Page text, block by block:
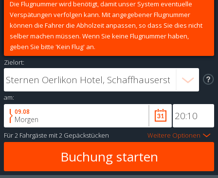
Die Flugnummer wird benötigt, damit unser System eventuelle
Verspätungen verfolgen kann. Mit angegebener Flugnummer
können die Fahrer die Abholzeit anpassen, so dass Sie dies nicht
selber machen müssen. Wenn Sie keine Flugnummer haben,
geben Sie bitte 'Kein Flug' an.
Zielort:
am:
09.08
Morgen
Für2 Fahrgäste mit2 Gepäckstücken Weitere Optionen